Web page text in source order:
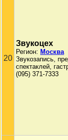
20
Звукоцех
Регион: Москва
Звукозапись,
спектаклей,
(095) 371-7333